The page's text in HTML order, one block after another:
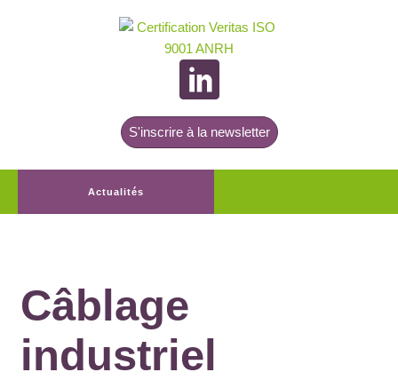
S'inscrire à la newsletter
Actualités
Câblage
industriel